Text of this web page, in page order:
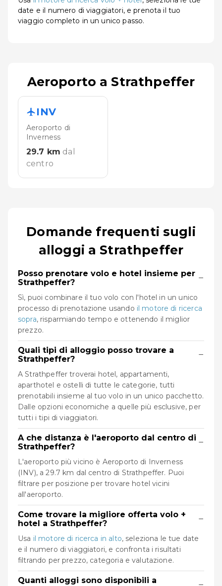
date e il numero di viaggiatori, e prenota il tuo
viaggio completo in un unico passo.
Aeroporto a Strathpeffer
INV
Aeroporto di
Inverness
29.7 km dal
centro
Domande frequenti sugli
alloggi a Strathpeffer
Posso prenotare volo e hotel insieme per
Strathpeffer?
−
Sì, puoi combinare il tuo volo con l'hotel in un unico
processo di prenotazione usando il motore di ricerca
sopra, risparmiando tempo e ottenendo il miglior
prezzo.
Quali tipi di alloggio posso trovare a
Strathpeffer?
−
A Strathpeffer troverai hotel, appartamenti,
aparthotel e ostelli di tutte le categorie, tutti
prenotabili insieme al tuo volo in un unico pacchetto.
Dalle opzioni economiche a quelle più esclusive, per
tutti i tipi di viaggiatori.
A che distanza è l'aeroporto dal centro di
Strathpeffer?
−
L'aeroporto più vicino è Aeroporto di Inverness
(INV), a 29.7 km dal centro di Strathpeffer. Puoi
filtrare per posizione per trovare hotel vicini
all'aeroporto.
Come trovare la migliore offerta volo +
hotel a Strathpeffer?
−
Usa il motore di ricerca in alto, seleziona le tue date
e il numero di viaggiatori, e confronta i risultati
filtrando per prezzo, categoria e valutazione.
Quanti alloggi sono disponibili a